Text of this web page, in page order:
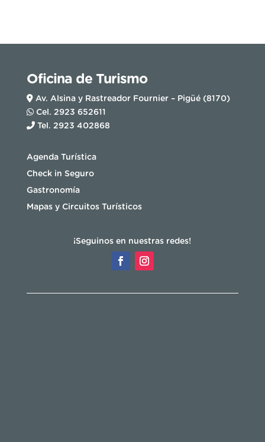
Oficina de Turismo
Av. Alsina y Rastreador Fournier – Pigüé (8170)
Cel. 2923 652611
Tel. 2923 402868
Agenda Turística
Check in Seguro
Gastronomía
Mapas y Circuitos Turísticos
¡Seguinos en nuestras redes!